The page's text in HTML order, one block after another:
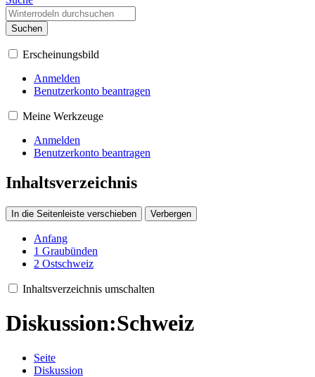
Suchen
Erscheinungsbild
Anmelden
Benutzerkonto beantragen
Meine Werkzeuge
Anmelden
Benutzerkonto beantragen
Inhaltsverzeichnis
In die Seitenleiste verschieben Verbergen
Anfang
1 Graubünden
2 Ostschweiz
Inhaltsverzeichnis umschalten
Diskussion:Schweiz
Seite
Diskussion